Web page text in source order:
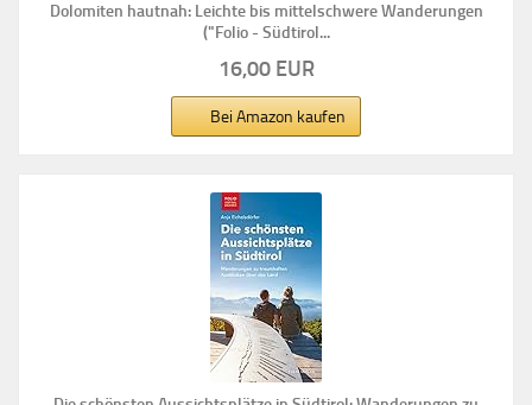
Dolomiten hautnah: Leichte bis mittelschwere Wanderungen
("Folio - Südtirol...
16,00 EUR
Bei Amazon kaufen